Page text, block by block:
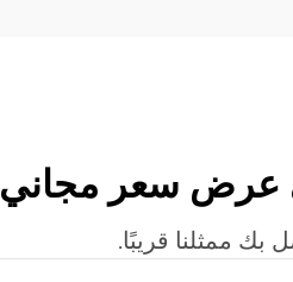
عرض سعر مجاني
بك ممثلنا قريبًا.